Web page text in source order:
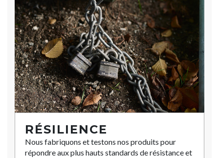
RÉSILIENCE
Nous fabriquons et testons nos produits pour
répondre aux plus hauts standards de résistance et